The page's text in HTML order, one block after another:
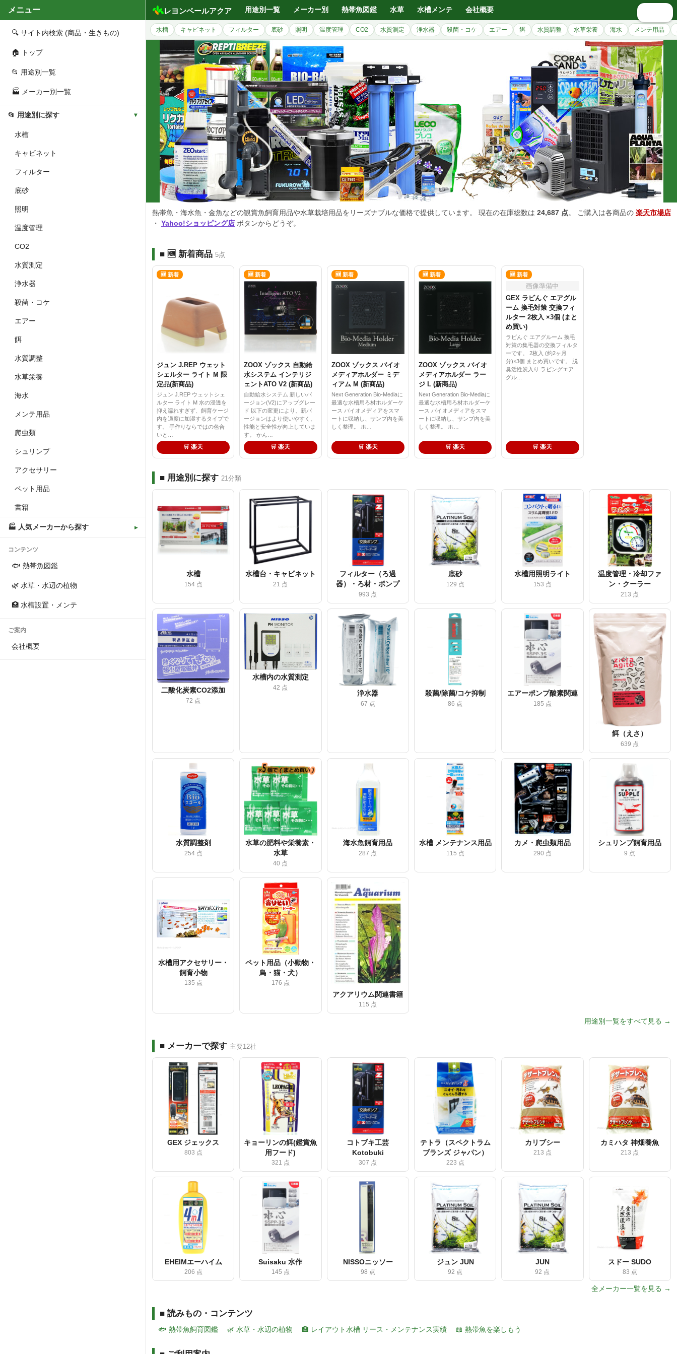
メニュー
🔍 サイト内検索 (商品・生きもの)
🏠 トップ
📂 用途別一覧
🏭 メーカー別一覧
📂 用途別に探す
水槽
キャビネット
フィルター
底砂
照明
温度管理
CO2
水質測定
浄水器
殺菌・コケ
エアー
餌
水質調整
水草栄養
海水
メンテ用品
爬虫類
シュリンプ
アクセサリー
ペット用品
書籍
🏭 人気メーカーから探す
コンテンツ
🐟 熱帯魚図鑑
🌿 水草・水辺の植物
🏥 水槽設置・メンテ
ご案内
会社概要
レヨンベールアクア 用途別一覧 メーカー別 熱帯魚図鑑 水草 水槽メンテ 会社概要
水槽 キャビネット フィルター 底砂 照明 温度管理 CO2 水質測定 浄水器 殺菌・コケ エアー 餌 水質調整 水草栄養 海水 メンテ用品
熱帯魚・海水魚・金魚などの観賞魚飼育用品や水草栽培用品をリーズナブルな価格で提供しています。 現在の在庫総数は 24,687 点。 ご購入は各商品の 楽天市場店
・ Yahoo!ショッピング店 ボタンからどうぞ。
■ 🆕 新着商品 5点
🆕 新着
ジュン J.REP ウェット
シェルター ライト M 限
定品(新商品)
ジュン J.REP ウェットシェ
ルター ライト M 水の浸透を
抑え濡れすぎず、飼育ケージ
内を適度に加湿するタイプで
す。 手作りならではの色合
いと…
🛒 楽天
🆕 新着
ZOOX ゾックス 自動給
水システム インテリジ
ェントATO V2 (新商品)
自動給水システム 新しいバ
ージョン(V2)にアップグレー
ド 以下の変更により、新バ
ージョンはより使いやすく、
性能と安全性が向上していま
す。 かん…
🛒 楽天
🆕 新着
ZOOX ゾックス バイオ
メディアホルダー ミデ
ィアム M (新商品)
Next Generation Bio-Mediaに
最適な水槽用ろ材ホルダーケ
ース バイオメディアをスマ
ートに収納し、サンプ内を美
しく整理。 ホ…
🛒 楽天
🆕 新着
ZOOX ゾックス バイオ
メディアホルダー ラー
ジ L (新商品)
Next Generation Bio-Mediaに
最適な水槽用ろ材ホルダーケ
ース バイオメディアをスマ
ートに収納し、サンプ内を美
しく整理。 ホ…
🛒 楽天
🆕 新着
画像準備中
GEX ラビんぐ エアグル
ーム 換毛対策 交換フィ
ルター 2枚入 ×3個 (まと
め買い)
ラビんぐ エアグルーム 換毛
対策の集毛器の交換フィルタ
ーです。 2枚入 (約2ヶ月
分)×3個 まとめ買いです。 脱
臭活性炭入り ラビングエア
グル…
🛒 楽天
■ 用途別に探す 21分類
水槽
154 点
水槽台・キャビネット
21 点
フィルター（ろ過
器）・ろ材・ポンプ
993 点
底砂
129 点
水槽用照明ライト
153 点
温度管理・冷却ファ
ン・クーラー
213 点
二酸化炭素CO2添加
72 点
水槽内の水質測定
42 点
浄水器
67 点
殺菌/除菌/コケ抑制
86 点
エアーポンプ酸素関連
185 点
餌（えさ）
639 点
水質調整剤
254 点
水草の肥料や栄養素・
水草
40 点
海水魚飼育用品
287 点
水槽 メンテナンス用品
115 点
カメ・爬虫類用品
290 点
シュリンプ飼育用品
9 点
水槽用アクセサリー・
飼育小物
135 点
ペット用品（小動物・
鳥・猫・犬）
176 点
アクアリウム関連書籍
115 点
用途別一覧をすべて見る →
■ メーカーで探す 主要12社
GEX ジェックス
803 点
キョーリンの餌(鑑賞魚
用フード)
321 点
コトブキ工芸
Kotobuki
307 点
テトラ（スペクトラム
ブランズ ジャパン）
223 点
カリブシー
213 点
カミハタ 神畑養魚
213 点
EHEIMエーハイム
206 点
Suisaku 水作
145 点
NISSOニッソー
98 点
ジュン JUN
92 点
JUN
92 点
スドー SUDO
83 点
全メーカー一覧を見る →
■ 読みもの・コンテンツ
🐟 熱帯魚飼育図鑑 🌿 水草・水辺の植物 🏥 レイアウト水槽 リース・メンテナンス実績 📖 熱帯魚を楽しもう